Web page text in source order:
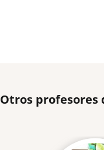
Otros profesores